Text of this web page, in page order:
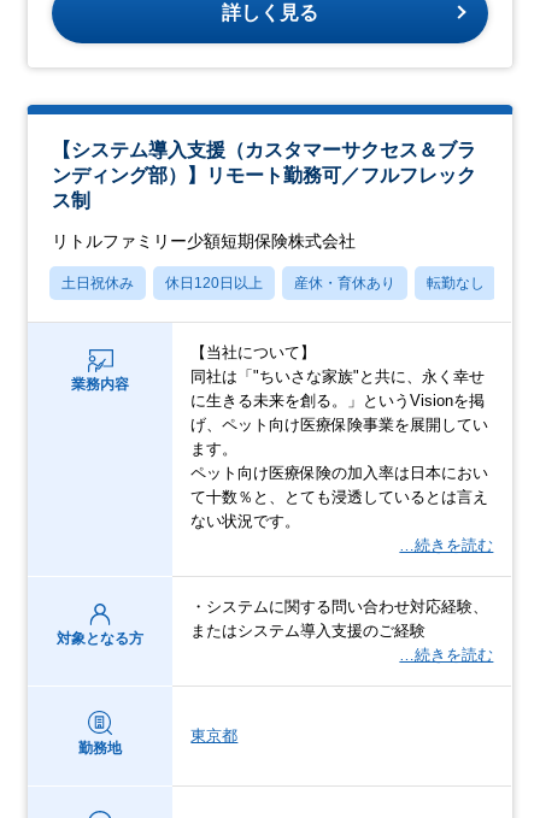
詳しく見る
【システム導入支援（カスタマーサクセス＆ブラ
ンディング部）】リモート勤務可／フルフレック
ス制
リトルファミリー少額短期保険株式会社
土日祝休み 休日120日以上 産休・育休あり 転勤なし
業務内容
【当社について】
同社は「"ちいさな家族"と共に、永く幸せ
に生きる未来を創る。」というVisionを掲
げ、ペット向け医療保険事業を展開してい
ます。
ペット向け医療保険の加入率は日本におい
て十数％と、とても浸透しているとは言え
ない状況です。
…続きを読む
対象となる方
・システムに関する問い合わせ対応経験、
またはシステム導入支援のご経験
…続きを読む
勤務地
東京都